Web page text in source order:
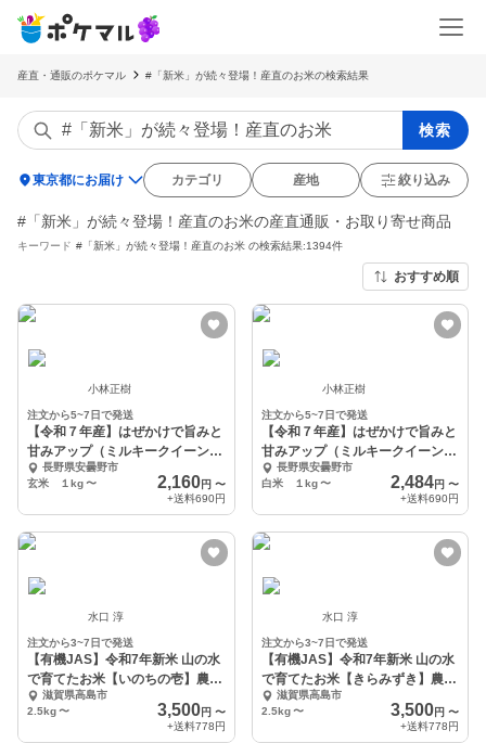
産直・通販のポケマル #「新米」が続々登場！産直のお米の検索結果
検索
location_on東京都にお届け カテゴリ 産地 絞り込み
#「新米」が続々登場！産直のお米の産直通販・お取り寄せ商品
キーワード #「新米」が続々登場！産直のお米 の検索結果:1394件
おすすめ順
小林正樹
注文から5~7日で発送
【令和７年産】はぜかけで旨みと
甘みアップ（ミルキークイーン/
玄米）【自然栽培】
長野県安曇野市
玄米 １kg〜 2,160円 〜
+送料690円
小林正樹
注文から5~7日で発送
【令和７年産】はぜかけで旨みと
甘みアップ（ミルキークイーン/
白米）【自然栽培】
長野県安曇野市
白米 １kg 〜 2,484円 〜
+送料690円
水口 淳
注文から3~7日で発送
【有機JAS】令和7年新米 山の水
で育てたお米【いのちの壱】農
薬・化学肥料不使用
滋賀県高島市
2.5kg〜 3,500円 〜
+送料778円
水口 淳
注文から3~7日で発送
【有機JAS】令和7年新米 山の水
で育てたお米【きらみずき】農
薬・化学肥料不使用
滋賀県高島市
2.5kg 〜 3,500円 〜
+送料778円